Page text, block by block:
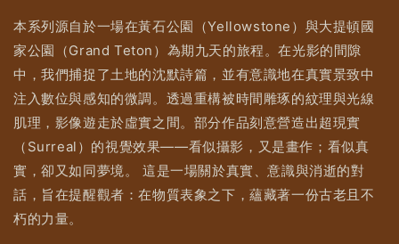
本系列源自於一場在黃石公園（Yellowstone）與大提頓國
家公園（Grand Teton）為期九天的旅程。在光影的間隙
中，我們捕捉了土地的沈默詩篇，並有意識地在真實景致中
注入數位與感知的微調。透過重構被時間雕琢的紋理與光線
肌理，影像遊走於虛實之間。部分作品刻意營造出超現實
（Surreal）的視覺效果——看似攝影，又是畫作；看似真
實，卻又如同夢境。 這是一場關於真實、意識與消逝的對
話，旨在提醒觀者：在物質表象之下，蘊藏著一份古老且不
朽的力量。